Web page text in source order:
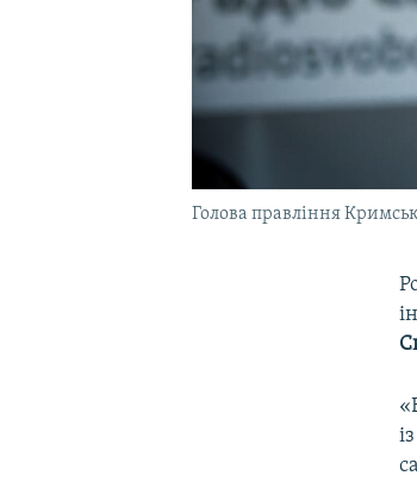
Голова правління